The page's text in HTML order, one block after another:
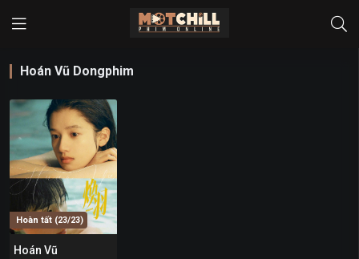
Hoán Vũ Dongphim
Hoàn tất (23/23)
Hoán Vũ